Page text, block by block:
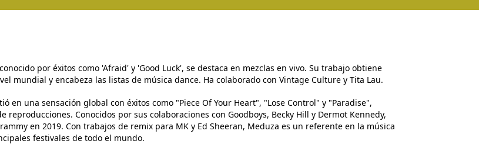
por éxitos como 'Afraid' y 'Good Luck', se destaca en mezclas en vivo. Su trabajo obtiene
mundial y encabeza las listas de música dance. Ha colaborado con Vintage Culture y Tita Lau.
en una sensación global con éxitos como "Piece Of Your Heart", "Lose Control" y "Paradise",
reproducciones. Conocidos por sus colaboraciones con Goodboys, Becky Hill y Dermot Kennedy,
en 2019. Con trabajos de remix para MK y Ed Sheeran, Meduza es un referente en la música
festivales de todo el mundo.